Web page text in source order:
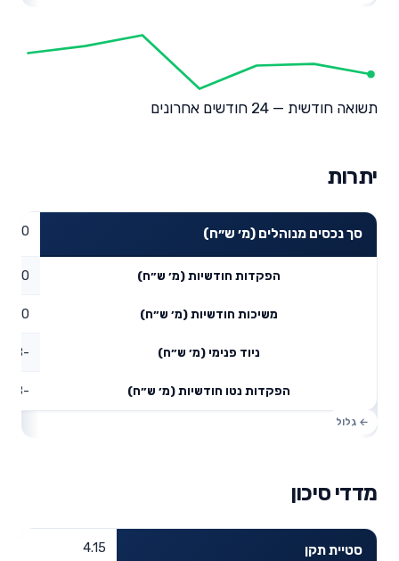
תשואה חודשית — 24 חודשים אחרונים
יתרות
סך נכסים מנוהלים (מ׳ ש״ח) 0
הפקדות חודשיות (מ׳ ש״ח) 0
משיכות חודשיות (מ׳ ש״ח) 0
ניוד פנימי (מ׳ ש״ח) -126.8
הפקדות נטו חודשיות (מ׳ ש״ח) -126.8
מדדי סיכון
סטיית תקן 4.15